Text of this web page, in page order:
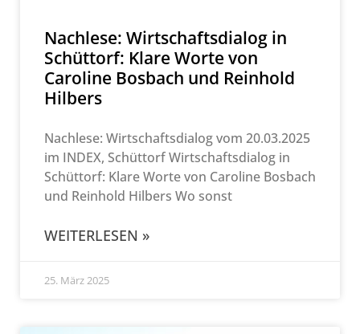
Nachlese: Wirtschaftsdialog in
Schüttorf: Klare Worte von
Caroline Bosbach und Reinhold
Hilbers
Nachlese: Wirtschaftsdialog vom 20.03.2025
im INDEX, Schüttorf Wirtschaftsdialog in
Schüttorf: Klare Worte von Caroline Bosbach
und Reinhold Hilbers Wo sonst
WEITERLESEN »
25. März 2025